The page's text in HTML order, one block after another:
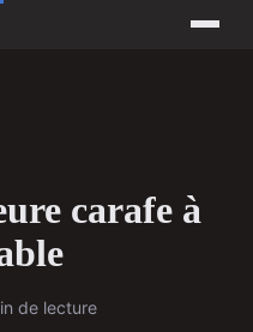
carafe à
de lecture